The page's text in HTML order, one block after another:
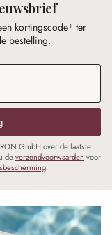
kortingscode¹ ter
bestelling.
GmbH over de laatste
deverzendvoorwaarden voor
.